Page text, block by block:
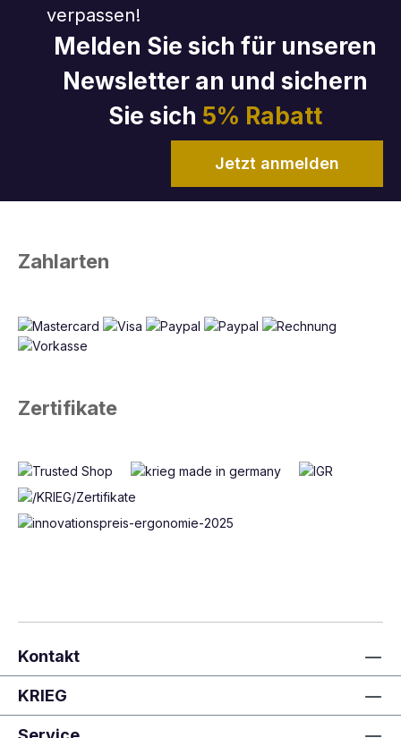
verpassen!
Melden Sie sich für unseren
Newsletter an und sichern
Sie sich 5% Rabatt
Jetzt anmelden
Zahlarten
Zertifikate
Kontakt
KRIEG